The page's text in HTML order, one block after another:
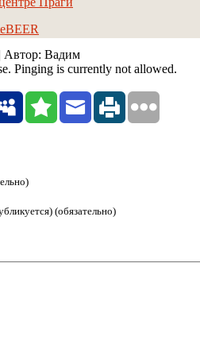
| Автор: Вадим
Pinging is currently not allowed.
(обязательно)